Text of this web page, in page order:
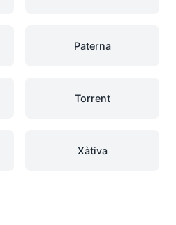
Paterna
Torrent
Xàtiva